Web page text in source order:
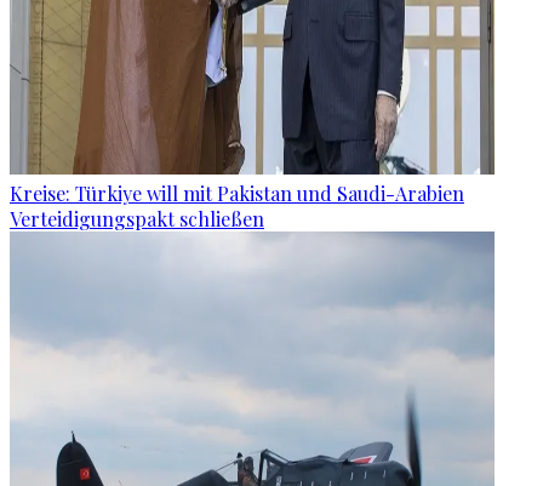
Kreise: Türkiye will mit Pakistan und Saudi-Arabien
Verteidigungspakt schließen